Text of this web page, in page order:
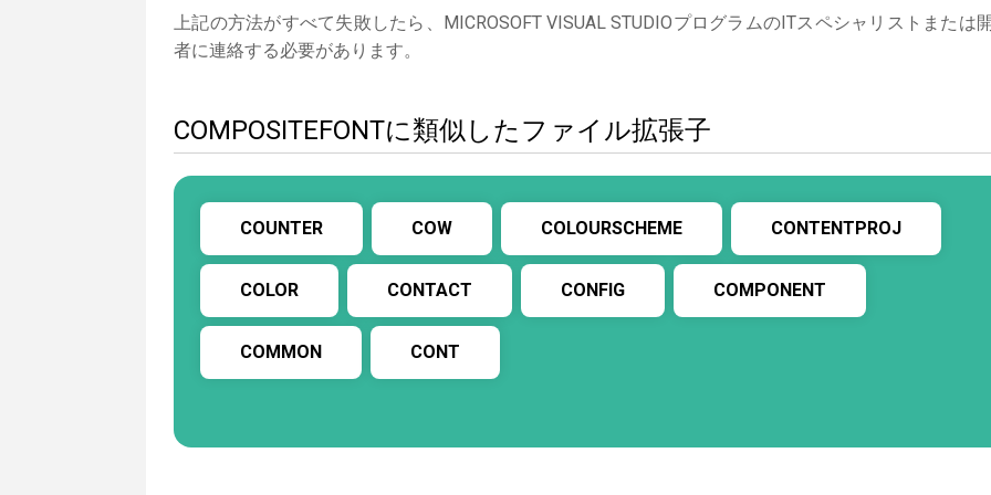
上記の方法がすべて失敗したら、MICROSOFT VISUAL STUDIOプログラムのITスペシャリストまたは
者に連絡する必要があります。
COMPOSITEFONTに類似したファイル拡張子
COUNTER COW COLOURSCHEME CONTENTPROJ
COLOR CONTACT CONFIG COMPONENT
COMMON CONT